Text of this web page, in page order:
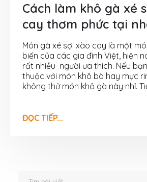
Cách làm khô gà xé
cay thơm phức tại
Món gà xé sợi xào cay là một
biến của các gia đình Việt, hiện
rất nhiều người ưa thích. Nếu
thuộc với món khô bò hay mực
không thử món khô gà này nhỉ.
ĐỌC TIẾP...